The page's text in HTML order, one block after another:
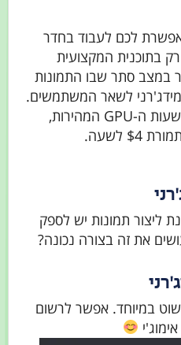
לכם לעבוד בחדר
בתוכנית המקצועית
במצב סתר שבו התמונות
לשאר המשתמשים.
בנוסף לכך, אם נגמרו לכם שעות ה-GPU המהירות,
לשעה.
ליצור תמונות יש לספק
את זה בצורה נכונה?
במיוחד. אפשר לרשום